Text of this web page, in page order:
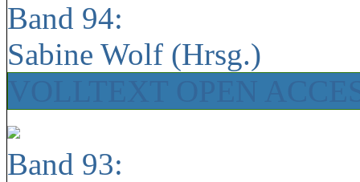
Band 94:
Sabine Wolf (Hrsg.)
Band 93: